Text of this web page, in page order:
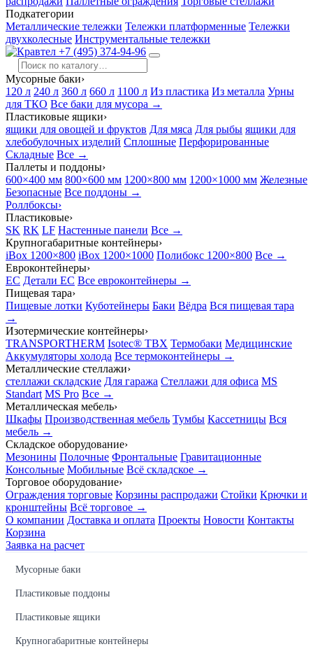
Подкатегории
Металлические тележки Тележки платформенные Тележки
двухколесные Инструментальные тележки
+7 (495) 374-94-96
Мусорные баки›
120 л 240 л 360 л 660 л 1100 л Из пластика Из металла Урны
для ТКО Все баки для мусора →
Пластиковые ящики›
ящики для овощей и фруктов Для мяса Для рыбы ящики для
хлебобулочных изделий Сплошные Перфорированные
Складные Все →
Паллеты и поддоны›
600×400 мм 800×600 мм 1200×800 мм 1200×1000 мм Железные
Безопасные Все поддоны →
Роллбоксы›
Пластиковые›
SK RK LF Настенные панели Все →
Крупногабаритные контейнеры›
iBox 1200×800 iBox 1200×1000 Полибокс 1200×800 Все →
Евроконтейнеры›
EC Детали EC Все евроконтейнеры →
Пищевая тара›
Пищевые лотки Куботейнеры Баки Вёдра Вся пищевая тара
→
Изотермические контейнеры›
TRANSPORTHERM Isotec® TBX Термобаки Медицинские
Аккумуляторы холода Все термоконтейнеры →
Металлические стеллажи›
стеллажи складские Для гаража Стеллажи для офиса MS
Standart MS Pro Все →
Металлическая мебель›
Шкафы Производственная мебель Тумбы Кассетницы Вся
мебель →
Складское оборудование›
Мезонины Полочные Фронтальные Гравитационные
Консольные Мобильные Всё складское →
Торговое оборудование›
Ограждения торговые Корзины распродажи Стойки Крючки и
кронштейны Всё торговое →
О компании Доставка и оплата Проекты Новости Контакты
Корзина
Заявка на расчет
Мусорные баки
Пластиковые поддоны
Пластиковые ящики
Крупногабаритные контейнеры